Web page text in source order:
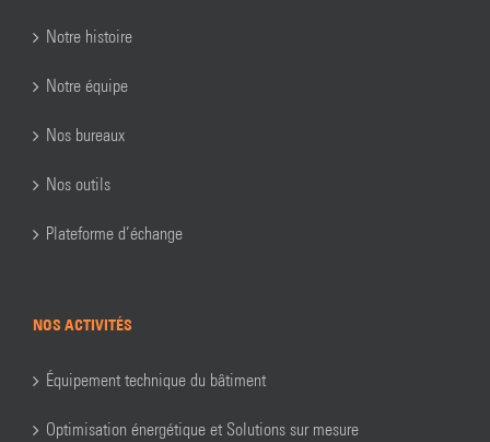
Notre histoire
Notre équipe
Nos bureaux
Nos outils
Plateforme d’échange
NOS ACTIVITÉS
Équipement technique du bâtiment
Optimisation énergétique et Solutions sur mesure